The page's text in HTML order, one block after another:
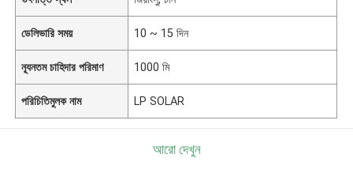
ডেলিভারি সময় 10 ~ 15 দিন
ন্যূনতম চাহিদার পরিমাণ 1000 মি
পরিচিতিমুলক নাম LP SOLAR
আরো দেখুন